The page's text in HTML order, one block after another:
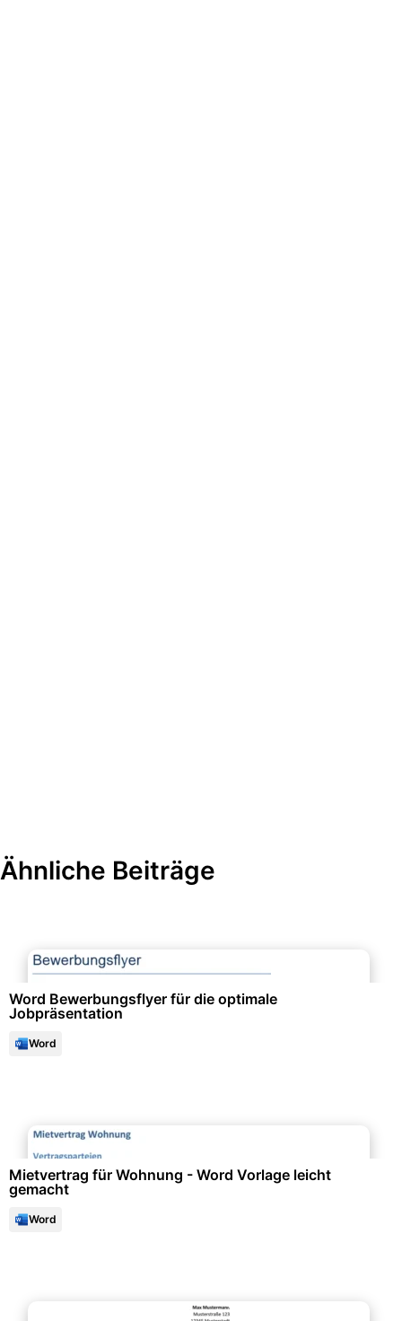
Ähnliche Beiträge
Word Bewerbungsflyer für die optimale
Jobpräsentation
Word
Mietvertrag für Wohnung - Word Vorlage leicht
gemacht
Word